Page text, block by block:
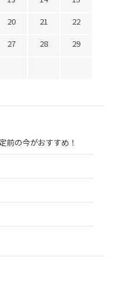
20 21
22
27 28
29
前の今がおすすめ！